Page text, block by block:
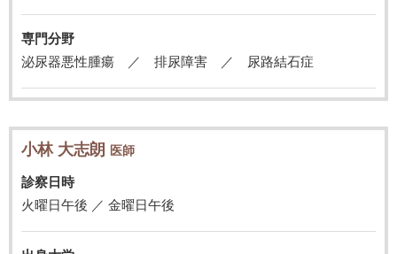
専門分野
泌尿器悪性腫瘍 ／ 排尿障害 ／ 尿路結石症
小林 大志朗 医師
診察日時
火曜日午後 ／ 金曜日午後